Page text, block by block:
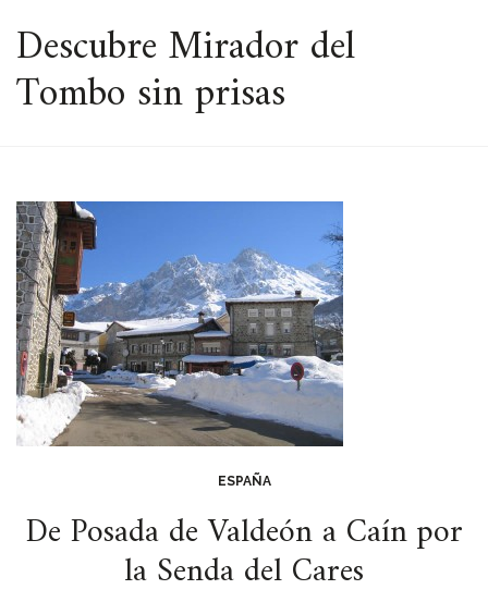
ESPACIO
Descubre Mirador del
Tombo sin prisas
ESPAÑA
De Posada de Valdeón a Caín por
la Senda del Cares